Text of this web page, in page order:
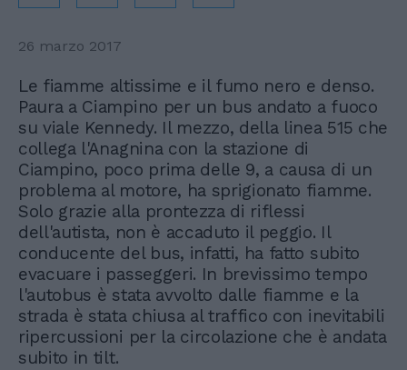
26 marzo 2017
Le fiamme altissime e il fumo nero e denso.
Paura a Ciampino per un bus andato a fuoco
su viale Kennedy. Il mezzo, della linea 515 che
collega l'Anagnina con la stazione di
Ciampino, poco prima delle 9, a causa di un
problema al motore, ha sprigionato fiamme.
Solo grazie alla prontezza di riflessi
dell'autista, non è accaduto il peggio. Il
conducente del bus, infatti, ha fatto subito
evacuare i passeggeri. In brevissimo tempo
l'autobus è stata avvolto dalle fiamme e la
strada è stata chiusa al traffico con inevitabili
ripercussioni per la circolazione che è andata
subito in tilt.